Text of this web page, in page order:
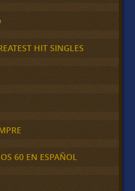
HIT SINGLES
60 EN ESPAÑOL